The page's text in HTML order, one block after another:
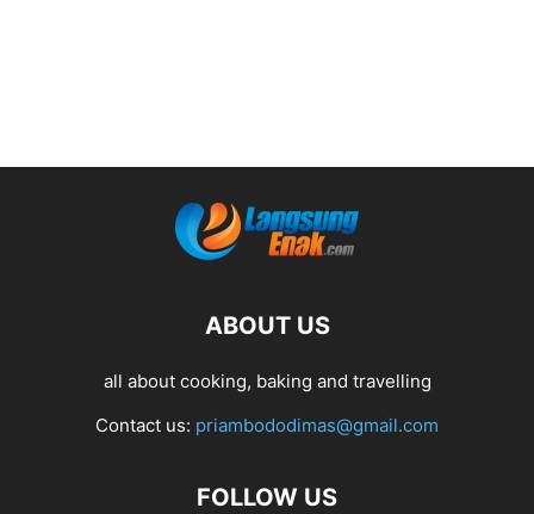
ABOUT US
all about cooking, baking and travelling
Contact us: priambododimas@gmail.com
FOLLOW US